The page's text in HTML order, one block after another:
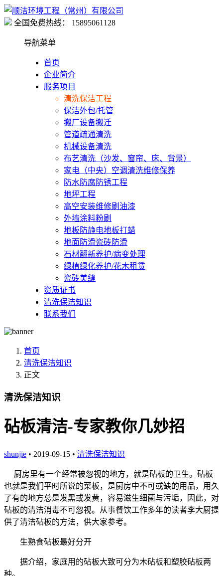
全国免费热线： 15895061128
导航菜单
首页
企业简介
服务项目
清洗保洁工程
保洁外包/托管
搬厂设备搬迁
管道疏通清洗
机械设备清洗
布艺清洗（沙发、窗帘、床、背景）
家电（中央）空调清洗维修保养
防水防腐防锈工程
地坪工程
高空安装维修刷油漆
外墙涂料粉刷
地板防静电地板打蜡
地面防滑瓷砖防滑
石材翻新养护/病变处理
绿植绿化养护/花木租赁
瓷砖美缝
资质证书
清洗保洁知识
联系我们
首页
清洗保洁知识
正文
清洗保洁知识
砧板清洁-专家教你几妙招
shunjie • 2019-09-15 • 清洗保洁知识
厨房里有一个经常被忽视的地方，就是砧板的卫生。砧板
也就是我们平时所说的菜板，是厨房中不可或缺的用品，用久
了有的地方总是发黑或发黄，容易滋生细菌与污垢，因此，对
砧板的清洁消毒不可忽视。从事餐饮工作多年的读者李大厨提
供了清洁砧板的方法，供大家参考。
生熟食砧板最好分开
据介绍，家庭用的砧板大致可分为木砧板和塑胶砧板两
种。